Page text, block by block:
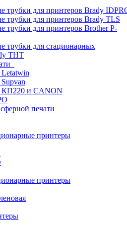
трубки для принтеров Brady
трубки для принтеров Brady TLS
трубки для принтеров Brother P-
трубки для стационарных
THT
КП220 и CANON
печати
принтеры
принтеры